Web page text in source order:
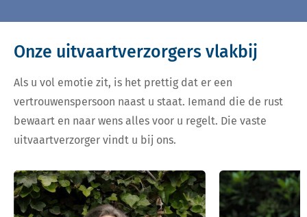
Onze uitvaartverzorgers vlakbij
Als u vol emotie zit, is het prettig dat er een
vertrouwenspersoon naast u staat. Iemand die de rust
bewaart en naar wens alles voor u regelt. Die vaste
uitvaartverzorger vindt u bij ons.